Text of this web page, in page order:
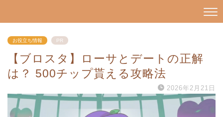
お役立ち情報 PR
【ブロスタ】ローサとデートの正解
は？ 500チップ貰える攻略法
2026年2月21日